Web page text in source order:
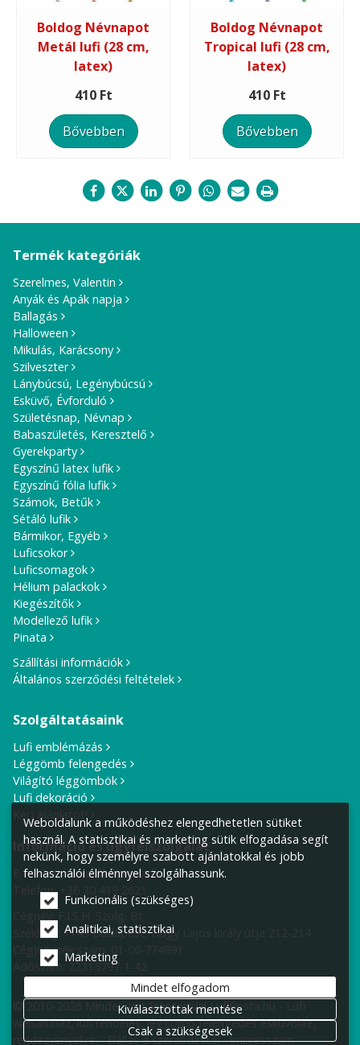
Boldog Névnapot
Metál lufi (28 cm,
latex)
410 Ft
Bővebben
Boldog Névnapot
Tropical lufi (28 cm,
latex)
410 Ft
Bővebben
Termék kategóriák
Szerelmes, Valentin
Anyák és Apák napja
Ballagás
Halloween
Mikulás, Karácsony
Szilveszter
Lánybúcsú, Legénybúcsú
Esküvő, Évforduló
Születésnap, Névnap
Babaszületés, Keresztelő
Gyerekparty
Egyszínű latex lufik
Egyszínű fólia lufik
Számok, Betűk
Sétáló lufik
Bármikor, Egyéb
Luficsokor
Luficsomagok
Hélium palackok
Kiegészítők
Modellező lufik
Pinata
Szállítási információk
Általános szerződési feltételek
Szolgáltatásaink
Lufi emblémázás
Léggömb felengedés
Világító léggömbök
Lufi dekoráció
Kérj ajánlatot!
Információ és ügyfélszolgálat
E-mail cím:info@lufiposta.hu
Telefon:+36 30 419 2621
Cégnév: F.I.S.H. Szolg. Bt.
Székhely: 1149 Budapest, Nagy Lajos király útja 212-214.
Cégjegyzék szám: 01-06-774991
Adószám: 22315797-1-42
© 2010-2026 Minden jog fenntartva! LufiPosta.hu - Lufi
webáruház, lufi rendelés, léggömb felengedés esküvőkre,
rendezvényekre. Elállás a szerződéstől Impresszum
Weboldalunk a működéshez elengedhetetlen sütiket
használ. A statisztikai és marketing sütik elfogadása segít
nekünk, hogy személyre szabott ajánlatokkal és jobb
felhasználói élménnyel szolgálhassunk.
Funkcionális (szükséges)
Analitikai, statisztikai
Marketing
Mindet elfogadom
Kiválasztottak mentése
Csak a szükségesek